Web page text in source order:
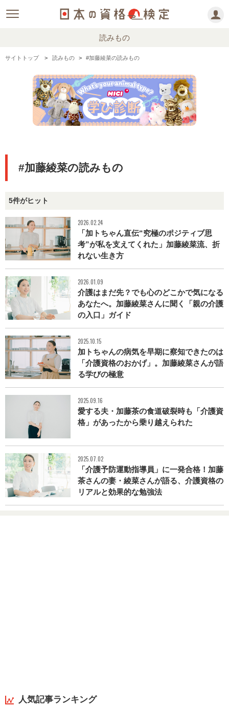
読みもの
サイトトップ 読みもの #加藤綾菜の読みもの
#加藤綾菜の読みもの
5件がヒット
2026.02.24
「加トちゃん直伝“究極のポジティブ思
考”が私を支えてくれた」加藤綾菜流、折
れない生き方
2026.01.09
介護はまだ先？でも心のどこかで気になる
あなたへ。加藤綾菜さんに聞く「親の介護
の入口」ガイド
2025.10.15
加トちゃんの病気を早期に察知できたのは
「介護資格のおかげ」。加藤綾菜さんが語
る学びの極意
2025.09.16
愛する夫・加藤茶の食道破裂時も「介護資
格」があったから乗り越えられた
2025.07.02
「介護予防運動指導員」に一発合格！加藤
茶さんの妻・綾菜さんが語る、介護資格の
リアルと効果的な勉強法
人気記事ランキング